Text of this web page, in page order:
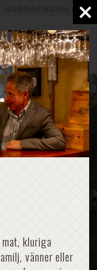
kluriga
vänner eller
info@hotelskansen.com